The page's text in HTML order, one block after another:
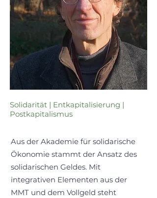
Solidarität | Entkapitalisierung |
Postkapitalismus
Aus der Akademie für solidarische
Ökonomie stammt der Ansatz des
solidarischen Geldes. Mit
integrativen Elementen aus der
MMT und dem Vollgeld steht